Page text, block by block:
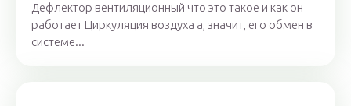
Дефлектор вентиляционный что это такое и как он
работает Циркуляция воздуха а, значит, его обмен в
системе...